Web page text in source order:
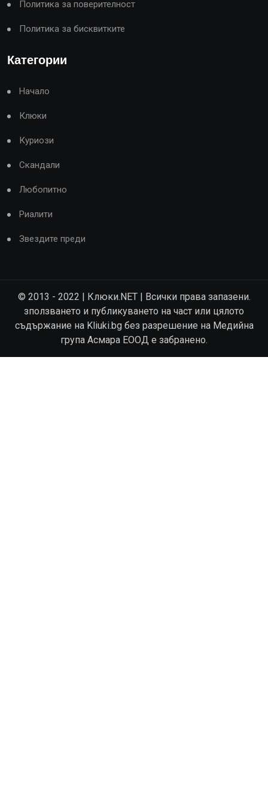
Политика за поверителност
Политика за бисквитките
Категории
Начало
Клюки
Куриози
Скандали
Любопитно
Риалити
Звездите преди
© 2013 - 2022 | Клюки.NET | Всички права запазени.
зползването и публикуването на част или цялото
съдържание на Kliuki.bg без разрешение на Медийна
група Асмара ЕООД е забранено.